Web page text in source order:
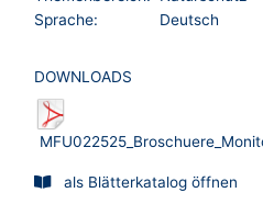
Sprache:
Deutsch
DOWNLOADS
als Blätterkatalog öffnen